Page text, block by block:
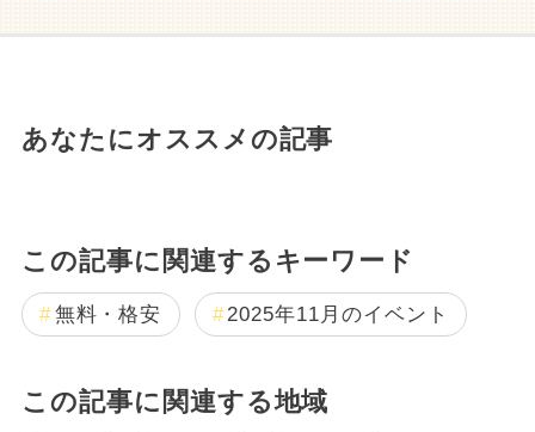
あなたにオススメの記事
この記事に関連するキーワード
無料・格安 2025年11月のイベント
この記事に関連する地域